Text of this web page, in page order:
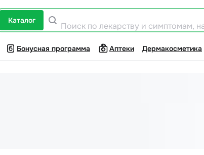
каталог
Поиск по лекарству и симптомам,
Бонусная программа Аптеки Дермакосметика